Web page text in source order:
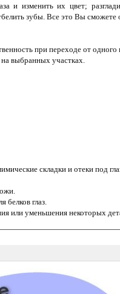
и изменить их цвет;
зубы. Все это Вы сможете
при переходе от одного
выбранных участках.
складки и отеки под
белков глаз.
или уменьшения некоторых